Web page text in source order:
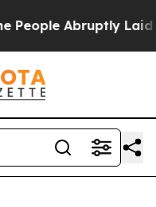
Laid off